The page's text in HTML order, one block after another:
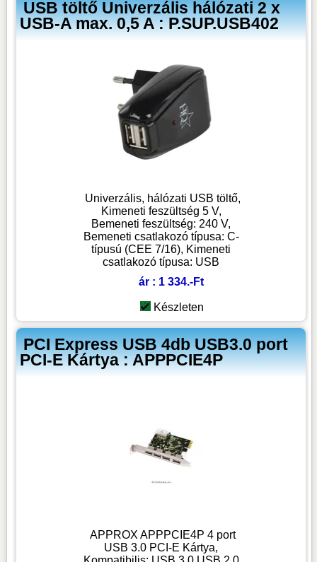
USB töltő Univerzális hálózati 2 x
USB-A max. 0,5 A : P.SUP.USB402
Univerzális, hálózati USB töltő,
Kimeneti feszültség 5 V,
Bemeneti feszültség: 240 V,
Bemeneti csatlakozó típusa: C-
típusú (CEE 7/16), Kimeneti
csatlakozó típusa: USB
ár : 1 334.-Ft
Készleten
PCI Express USB 4db USB3.0 port
PCI-E Kártya : APPPCIE4P
APPROX APPPCIE4P 4 port
USB 3.0 PCI-E Kártya,